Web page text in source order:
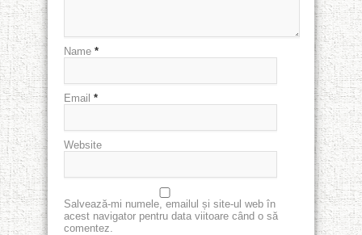
Name *
Email *
Website
Salvează-mi numele, emailul și site-ul web în
acest navigator pentru data viitoare când o să
comentez.